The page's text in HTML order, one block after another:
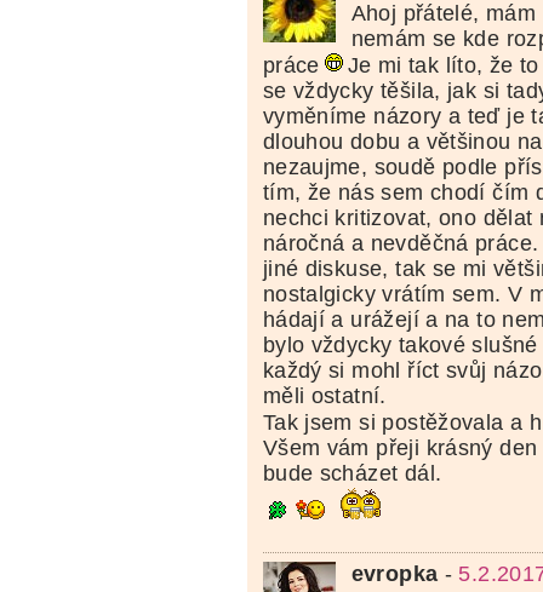
Ahoj přátelé,
nemám se kde
práce
Je mi tak líto, že
se vždycky těšila, jak si
vyměníme názory a teď je
dlouhou dobu a většinou
nezaujme, soudě podle
tím, že nás sem chodí čím
nechci kritizovat, ono dělat
náročná a nevděčná
jiné diskuse, tak se mi
nostalgicky vrátím sem. V
hádají a urážejí a na to
bylo vždycky takové
každý si mohl říct svůj
měli ostatní.
Tak jsem si postěžovala a
Všem vám přeji krásný
bude scházet dál.
evropka -